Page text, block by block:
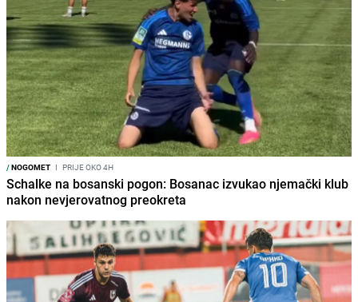
/NOGOMET I PRIJE OKO 4H
Schalke na bosanski pogon: Bosanac izvukao njemački klub
nakon nevjerovatnog preokreta